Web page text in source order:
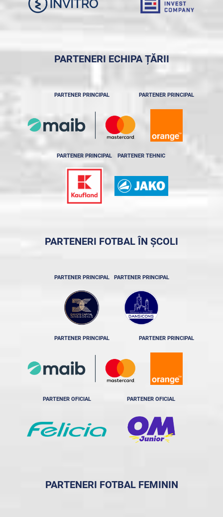
PARTENERI ECHIPA ȚĂRII
PARTENER PRINCIPAL PARTENER PRINCIPAL
PARTENER PRINCIPAL PARTENER TEHNIC
PARTENERI FOTBAL ÎN ȘCOLI
PARTENER PRINCIPAL PARTENER PRINCIPAL
PARTENER PRINCIPAL PARTENER PRINCIPAL
PARTENER OFICIAL PARTENER OFICIAL
PARTENERI FOTBAL FEMININ